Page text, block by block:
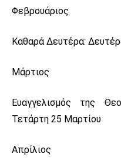
Φεβρουάριος
Καθαρά Δευτέρα:
Μάρτιος
Ευαγγελισμός της
Τετάρτη 25 Μαρτίου
Απρίλιος